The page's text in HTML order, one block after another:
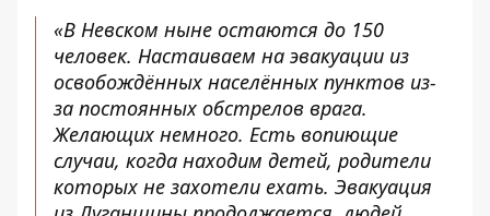
«В Невском ныне остаются до 150
человек. Настаиваем на эвакуации из
освобождённых населённых пунктов из-
за постоянных обстрелов врага.
Желающих немного. Есть вопиющие
случаи, когда находим детей, родители
которых не захотели ехать. Эвакуация